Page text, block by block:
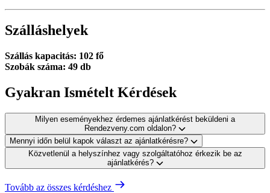
Szálláshelyek
Szállás kapacitás: 102 fő
Szobák száma: 49 db
Gyakran Ismételt Kérdések
Milyen eseményekhez érdemes ajánlatkérést beküldeni a
Rendezveny.com oldalon?
Mennyi időn belül kapok választ az ajánlatkérésre?
Közvetlenül a helyszínhez vagy szolgáltatóhoz érkezik be az
ajánlatkérés?
Tovább az összes kérdéshez